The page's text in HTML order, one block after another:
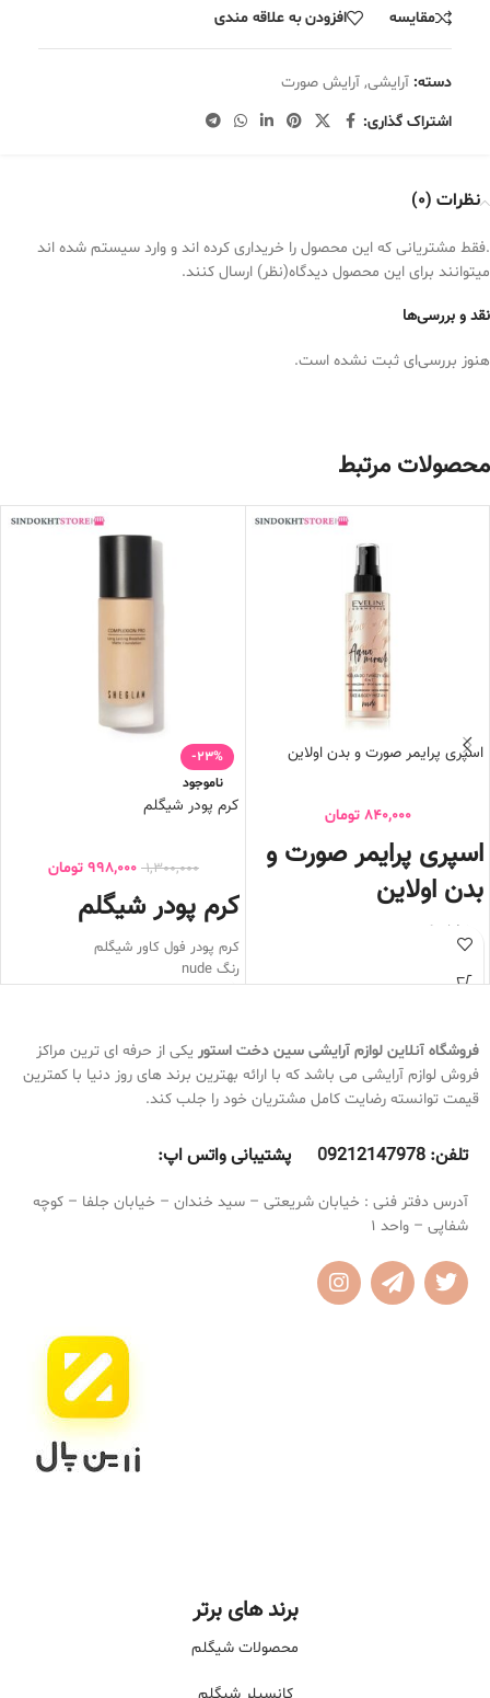
مقایسه افزودن به علاقه مندی
دسته: آرایشی, آرایش صورت
اشتراک گذاری:
نظرات (0)
نقد و بررسی‌ها
هنوز بررسی‌ای ثبت نشده است.
.فقط مشتریانی که این محصول را خریداری کرده اند و وارد سیستم شده اند
میتوانند برای این محصول دیدگاه(نظر) ارسال کنند.
محصولات مرتبط
اسپری پرایمر صورت و بدن اولاین
840,000 تومان
اسپری پرایمر صورت و
بدن اولاین
درخشان کننده پوست
منافذ پوست را میبندد
ایجاد طراوت و لطافت به پوست
آرایش را یکنواخت و زیبا میکند
رنگ NUDE
-23%
ناموجود
کرم پودر شیگلم
1,300,000
998,000 تومان
کرم پودر شیگلم
کرم پودر فول کاور شیگلم
رنگ nude
فاقد چربی
روی پوست نمی ماسد
ضد آب و ضد تعریق
فینیشینگ مات
به هیچ عنوان باعث ایجاد جوش نمی
شود
فروشگاه آنلاین لوازم آرایشی سین دخت استور یکی از حرفه ای ترین مراکز
فروش لوازم آرایشی می باشد که با ارائه بهترین برند های روز دنیا با کمترین
قیمت توانسته رضایت کامل مشتریان خود را جلب کند.
تلفن: 09212147978 پشتیبانی واتس اپ:
آدرس دفتر فنی : خیابان شریعتی – سید خندان – خیابان جلفا – کوچه
شفاپی – واحد 1
برند های برتر
محصولات شیگلم
کانسیلر شیگلم